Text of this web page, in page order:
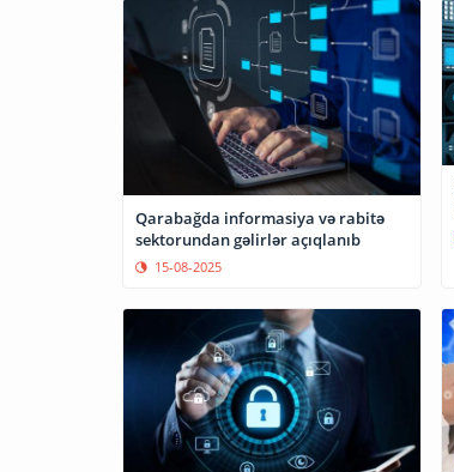
Qarabağda informasiya və rabitə
sektorundan gəlirlər açıqlanıb
15-08-2025